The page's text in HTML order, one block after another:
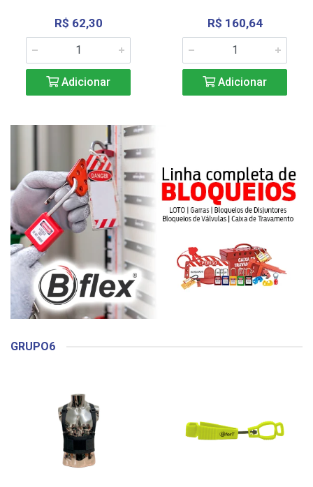
R$ 62,30
Adicionar
R$ 160,64
Adicionar
GRUPO6